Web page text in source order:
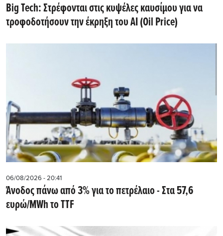
Big Tech: Στρέφονται στις κυψέλες καυσίμου για να
τροφοδοτήσουν την έκρηξη του AI (Oil Price)
06/08/2026 - 20:41
Άνοδος πάνω από 3% για το πετρέλαιο - Στα 57,6
ευρώ/MWh το TTF